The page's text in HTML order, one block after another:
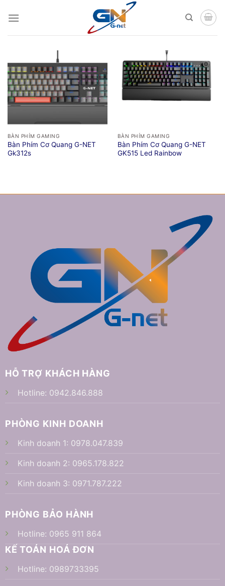
đến
BÀN PHÍM GAMING
Bàn Phím Cơ Quang G-NET
Gk312s
BÀN PHÍM GAMING
Bàn Phím Cơ Quang G-NET
GK515 Led Rainbow
HỖ TRỢ KHÁCH HÀNG
Hotline: 0942.846.888
PHÒNG KINH DOANH
Kinh doanh 1: 0978.047.839
Kinh doanh 2: 0965.178.822
Kinh doanh 3: 0971.787.222
PHÒNG BẢO HÀNH
Hotline: 0965 911 864
KẾ TOÁN HOÁ ĐƠN
Hotline: 0989733395